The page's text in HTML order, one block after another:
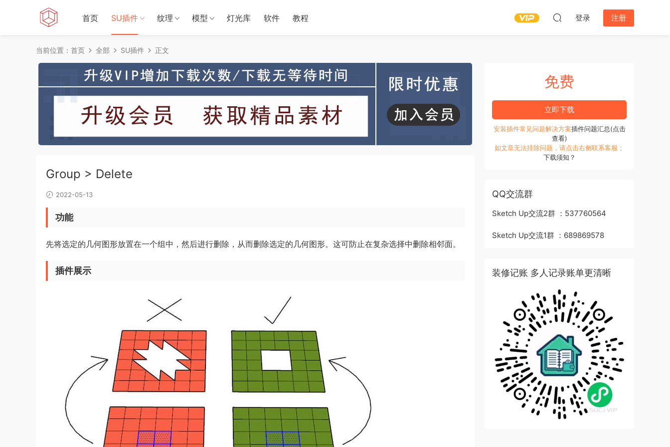
首页 SU插件 纹理 模型 灯光库 软件 教程 登录 注册
当前位置： 首页 全部 SU插件 正文
Group > Delete
2022-05-13
功能
先将选定的几何图形放置在一个组中，然后进行删除，从而删除选定的几何图形。这可防止在复杂选择中删除相邻面。
插件展示
免费
立即下载
安装插件常见问题解决方案插件问题汇总(点击
查看)
如文章无法排除问题，请点击右侧联系客服；
下载须知？
QQ交流群
Sketch Up交流2群 ：537760564
Sketch Up交流1群 ：689869578
装修记账 多人记录账单更清晰